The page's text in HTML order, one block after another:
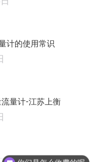
计的使用常识
量计-江苏上衡